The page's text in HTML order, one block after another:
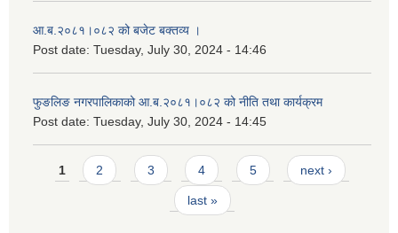
आ.ब.२०८१।०८२ को बजेट बक्तव्य ।
Post date: Tuesday, July 30, 2024 - 14:46
फुङलिङ नगरपालिकाको आ.ब.२०८१।०८२ को नीति तथा कार्यक्रम
Post date: Tuesday, July 30, 2024 - 14:45
Pages
1 2 3 4 5 next ›
last »